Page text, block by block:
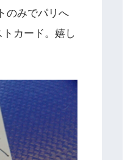
のみでパリへ
カード。嬉し